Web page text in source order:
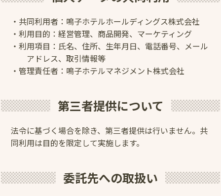
・共同利用者：鳴子ホテルホールディングス株式会社
・利用目的：経営管理、商品開発、マーケティング
・利用項目：氏名、住所、生年月日、電話番号、メール
アドレス、取引情報等
・管理責任者：鳴子ホテルマネジメント株式会社
第三者提供について
法令に基づく場合を除き、第三者提供は行いません。共
同利用は目的を限定して実施します。
委託先への取扱い